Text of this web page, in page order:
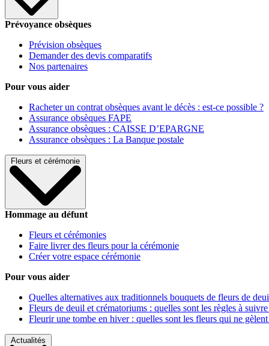
Prévoyance obsèques
Prévision obsèques
Demander des devis comparatifs
Nos partenaires
Pour vous aider
Racheter un contrat obsèques avant le décès : est-ce possible ?
Assurance obsèques FAPE
Assurance obsèques : CAISSE D’EPARGNE
Assurance obsèques : La Banque postale
Fleurs et cérémonie
Hommage au défunt
Fleurs et cérémonies
Faire livrer des fleurs pour la cérémonie
Créer votre espace cérémonie
Pour vous aider
Quelles alternatives aux traditionnels bouquets de fleurs de
Fleurs de deuil et crématoriums : quelles sont les règles à
Fleurir une tombe en hiver : quelles sont les fleurs qui ne gèlent
Actualités